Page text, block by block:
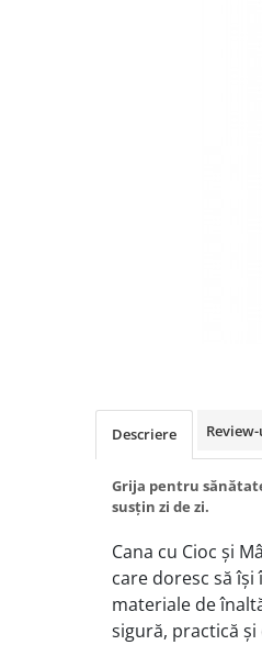
Igiena intima
Produse anti-insecte
Protectie solara
Altele-Produse pentru ingrijire si
Produse tehnico-medicale
Aparatura medicala
Descriere
Grija pentru
susțin zi de zi.
Cana cu Cioc și
care doresc să
materiale de
sigură, practică